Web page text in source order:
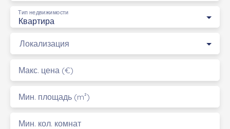
Квартира
Тип недвижимости
Локализация
Макс. цена (€)
Мин. площадь (m²)
Мин. кол. комнат